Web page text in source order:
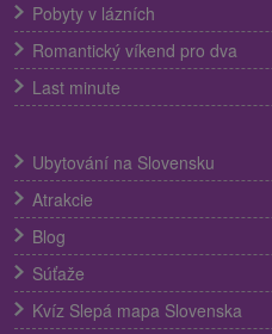
Pobyty v lázních
Romantický víkend pro dva
Last minute
Ubytování na Slovensku
Atrakcie
Blog
Súťaže
Kvíz Slepá mapa Slovenska